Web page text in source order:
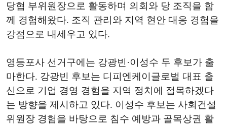
당협 부위원장으로 활동하며 의회와 당 조직을 함
께 경험해왔다. 조직 관리와 지역 현안 대응 경험을
강점으로 내세우고 있다.
영등포사 선거구에는 강광빈·이성수 두 후보가 출
마한다. 강광빈 후보는 디피엔케이글로벌 대표 출
신으로 기업 경영 경험을 지역 정치에 접목하겠다
는 방향을 제시하고 있다. 이성수 후보는 사회건설
위원장 경험을 바탕으로 침수 예방과 골목상권 활